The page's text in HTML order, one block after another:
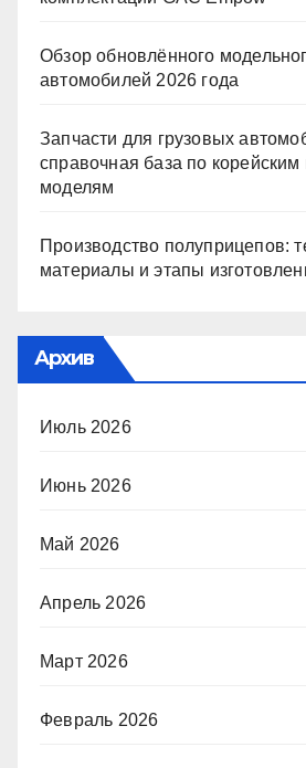
Обзор обновлённого
автомобилей 2026 года
Запчасти для грузовых
справочная база по корейским
моделям
Производство полуприцепов:
материалы и этапы
Архив
Июль 2026
Июнь 2026
Май 2026
Апрель 2026
Март 2026
Февраль 2026